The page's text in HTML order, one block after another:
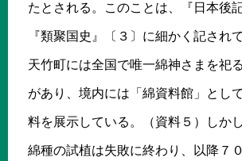
たとされる。このことは、『日本後
『類聚国史』〔３〕に細かく記され
天竹町には全国で唯一綿神さまを祀
があり、境内には「綿資料館」とし
料を展示している。（資料５）しか
綿種の試植は失敗に終わり、以降７